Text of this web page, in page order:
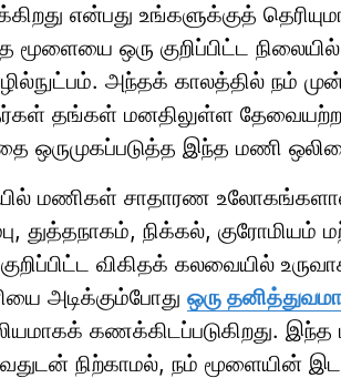
என்பது உங்களுக்குத்
மூளையை ஒரு குறிப்பிட்ட
அந்தக் காலத்தில் நம்
தங்கள் மனதிலுள்ள
ஒருமுகப்படுத்த இந்த மணி
மணிகள் சாதாரண
துத்தநாகம், நிக்கல்,
குறிப்பிட்ட விகிதக் கலவையில்
அடிக்கும்போது ஒரு
கணக்கிடப்படுகிறது.
நிற்காமல், நம் மூளையின்